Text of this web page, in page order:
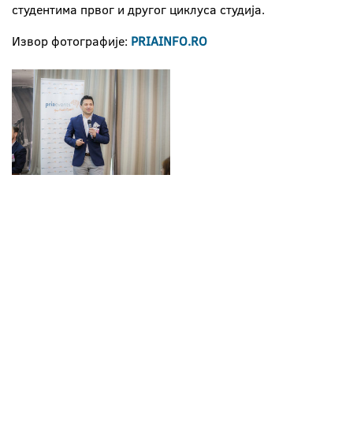
студентима првог и другог циклуса студија.
Извор фотографије: PRIAINFO.RO